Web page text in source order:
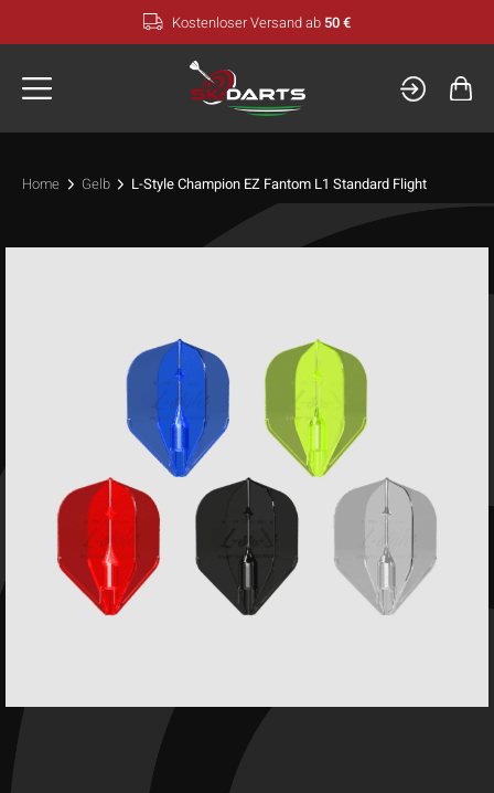
Inhalt
Kostenloser Versand ab 50 €
Home Gelb L-Style Champion EZ Fantom L1 Standard Flight